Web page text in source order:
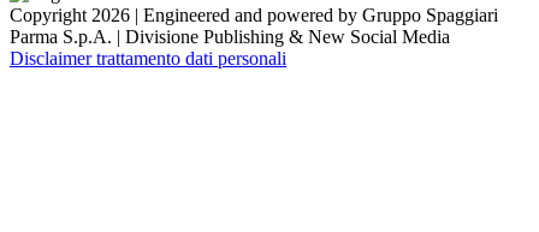
Copyright 2026 | Engineered and powered by Gruppo Spaggiari
Parma S.p.A. | Divisione Publishing & New Social Media
Disclaimer trattamento dati personali